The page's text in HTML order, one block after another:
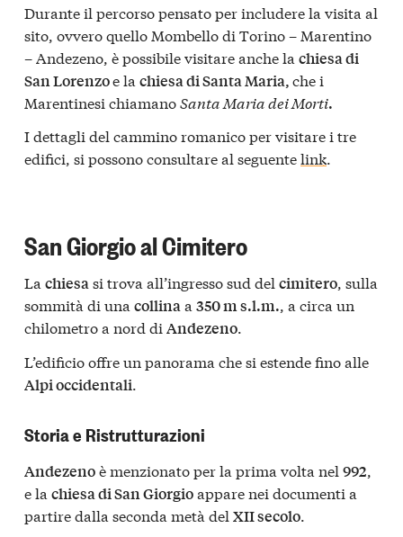
Durante il percorso pensato per includere la visita al
sito, ovvero quello Mombello di Torino – Marentino
– Andezeno, è possibile visitare anche la chiesa di
San Lorenzoe la chiesa di Santa Maria,che i
Marentinesi chiamanoSanta Maria dei Morti.
I dettagli del cammino romanico per visitare i tre
edifici, si possono consultare al seguentelink.
San Giorgio al Cimitero
La chiesasi trova all’ingresso sud del cimitero, sulla
sommità di una collinaa 350 m s.l.m., a circa un
chilometro a nord di Andezeno.
L’edificio offre un panorama che si estende fino alle
Alpi occidentali
Storia e Ristrutturazioni
Andezenoè menzionato per la prima volta nel 992,
e la chiesa di San Giorgioappare nei documenti a
partire dalla seconda metà del XII secolo.